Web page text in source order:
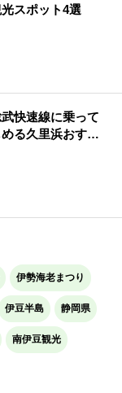
スポット4選
快速線に乗って
る久里浜おすす
伊勢海老まつり
伊豆半島 静岡県
南伊豆観光